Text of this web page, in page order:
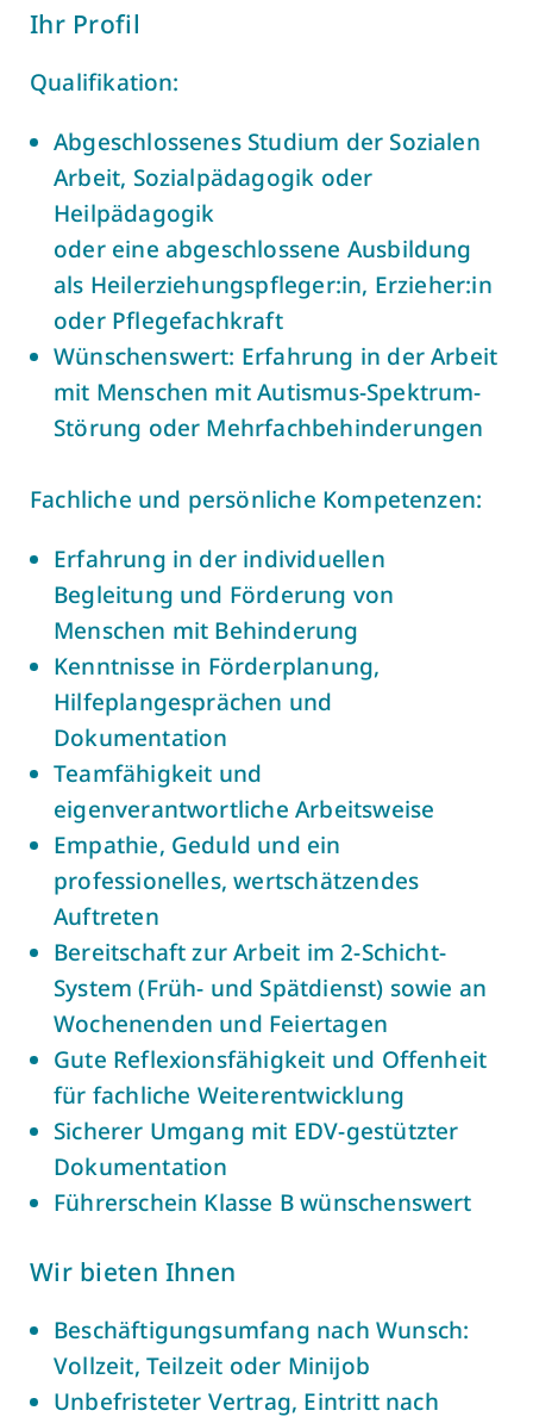
Ihr Profil
Qualifikation:
Abgeschlossenes Studium der Sozialen
Arbeit, Sozialpädagogik oder
Heilpädagogik
oder eine abgeschlossene Ausbildung
als Heilerziehungspfleger:in, Erzieher:in
oder Pflegefachkraft
Wünschenswert: Erfahrung in der Arbeit
mit Menschen mit Autismus-Spektrum-
Störung oder Mehrfachbehinderungen
Fachliche und persönliche Kompetenzen:
Erfahrung in der individuellen
Begleitung und Förderung von
Menschen mit Behinderung
Kenntnisse in Förderplanung,
Hilfeplangesprächen und
Dokumentation
Teamfähigkeit und
eigenverantwortliche Arbeitsweise
Empathie, Geduld und ein
professionelles, wertschätzendes
Auftreten
Bereitschaft zur Arbeit im 2-Schicht-
System (Früh- und Spätdienst) sowie an
Wochenenden und Feiertagen
Gute Reflexionsfähigkeit und Offenheit
für fachliche Weiterentwicklung
Sicherer Umgang mit EDV-gestützter
Dokumentation
Führerschein Klasse B wünschenswert
Wir bieten Ihnen
Beschäftigungsumfang nach Wunsch:
Vollzeit, Teilzeit oder Minijob
Unbefristeter Vertrag, Eintritt nach